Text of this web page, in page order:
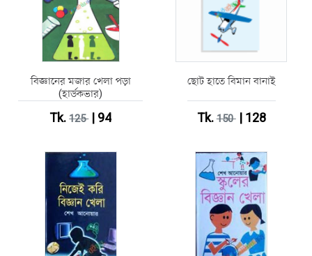
বিজ্ঞানের মজার খেলা পড়া
(হার্ডকভার)
Tk.125| 94
ছোট হাতে বিমান বানাই
Tk.150| 128